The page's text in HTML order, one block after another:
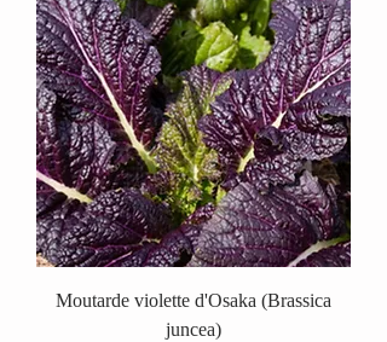
Moutarde violette d'Osaka (Brassica
juncea)